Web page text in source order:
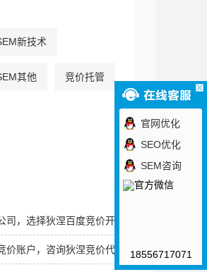
新技术
其他 竞价托管
司，选择狄涅百度竞价开户
价账户，咨询狄涅竞价代运
官网优化
SEO优化
SEM咨询
18556717071